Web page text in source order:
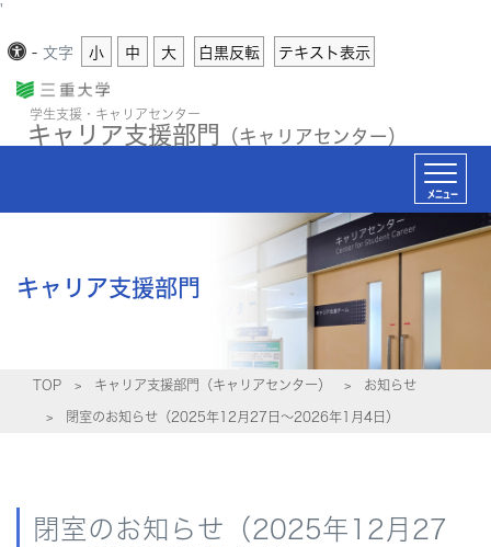
'
- 文字 小 中 大 白黒反転 テキスト表示
学生支援・キャリアセンター
キャリア支援部門 （キャリアセンター）
メニュー
キャリア支援部門
TOP キャリア支援部門（キャリアセンター） お知らせ
閉室のお知らせ（2025年12月27日～2026年1月4日）
閉室のお知らせ（2025年12月27